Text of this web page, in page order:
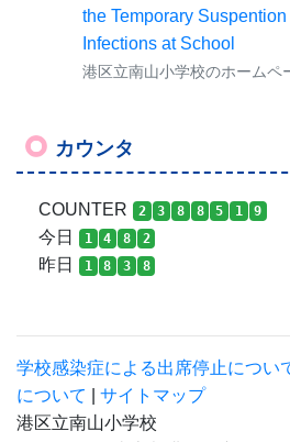
the Temporary
Infections at School
港区立南山小学校のホームペ
カウンタ
COUNTER 2 3 8 8 5 1 9
今日 1 4 8 2
昨日 1 8 3 8
学校感染症による出席停止につい
について
サイトマップ
港区立南山小学校